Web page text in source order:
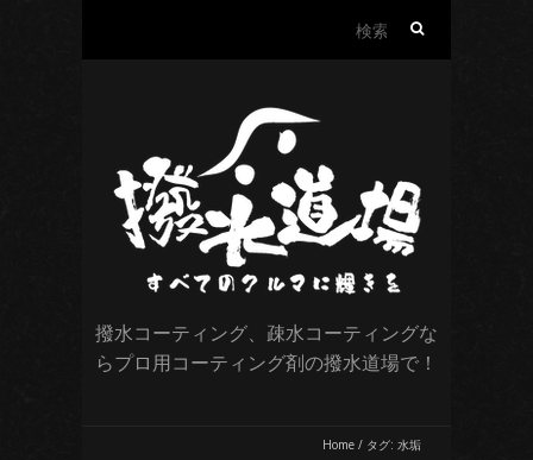
撥水コーティング、疎水コーティングな
らプロ用コーティング剤の撥水道場で！
Home / タグ: 水垢